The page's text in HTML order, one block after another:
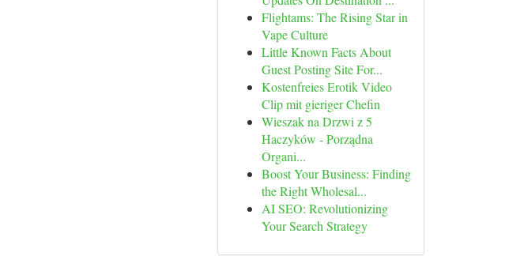
Flightams: The Rising Star in
Vape Culture
Little Known Facts About
Guest Posting Site For...
Kostenfreies Erotik Video
Clip mit gieriger Chefin
Wieszak na Drzwi z 5
Haczyków - Porządna
Organi...
Boost Your Business: Finding
the Right Wholesal...
AI SEO: Revolutionizing
Your Search Strategy